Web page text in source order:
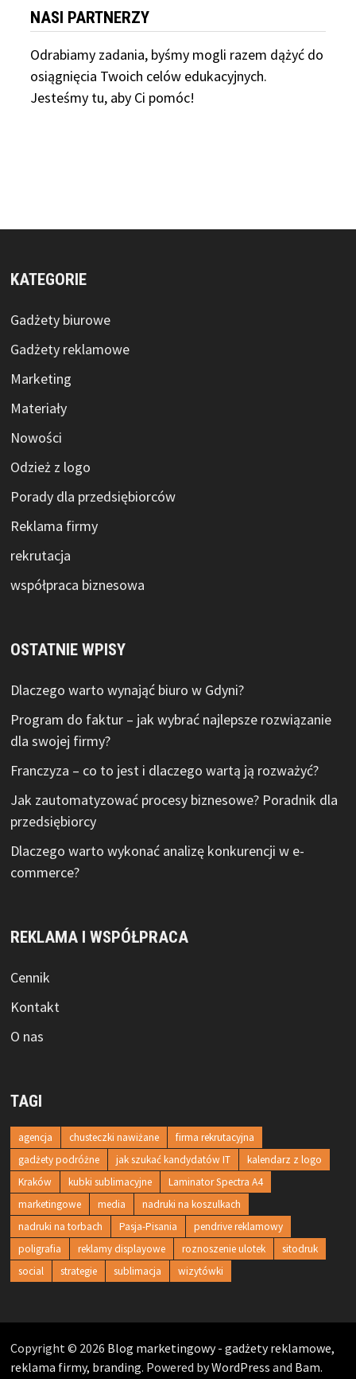
NASI PARTNERZY
Odrabiamy zadania, byśmy mogli razem dążyć do
osiągnięcia Twoich celów edukacyjnych.
Jesteśmy tu, aby Ci pomóc!
KATEGORIE
Gadżety biurowe
Gadżety reklamowe
Marketing
Materiały
Nowości
Odzież z logo
Porady dla przedsiębiorców
Reklama firmy
rekrutacja
współpraca biznesowa
OSTATNIE WPISY
Dlaczego warto wynająć biuro w Gdyni?
Program do faktur – jak wybrać najlepsze rozwiązanie
dla swojej firmy?
Franczyza – co to jest i dlaczego wartą ją rozważyć?
Jak zautomatyzować procesy biznesowe? Poradnik dla
przedsiębiorcy
Dlaczego warto wykonać analizę konkurencji w e-
commerce?
REKLAMA I WSPÓŁPRACA
Cennik
Kontakt
O nas
TAGI
agencja chusteczki nawiżane
firma rekrutacyjna
gadżety podróżne
jak szukać kandydatów IT
kalendarz z logo
Kraków
kubki sublimacyjne
Laminator Spectra A4
marketingowe
media
nadruki na koszulkach
nadruki na torbach
Pasja-Pisania
pendrive reklamowy
poligrafia
reklamy displayowe roznoszenie ulotek
sitodruk
social
strategie sublimacja wizytówki
Copyright © 2026 Blog marketingowy - gadżety reklamowe,
reklama firmy, branding. Powered byWordPress and Bam.